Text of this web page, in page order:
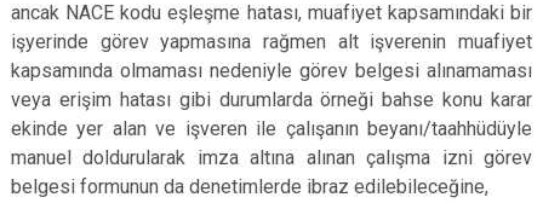
ancak NACE kodu eşleşme hatası, muafiyet kapsamındaki bir
işyerinde görev yapmasına rağmen alt işverenin muafiyet
kapsamında olmaması nedeniyle görev belgesi alınamaması
veya erişim hatası gibi durumlarda örneği bahse konu karar
ekinde yer alan ve işveren ile çalışanın beyanı/taahhüdüyle
manuel doldurularak imza altına alınan çalışma izni görev
belgesi formunun da denetimlerde ibraz edilebileceğine,